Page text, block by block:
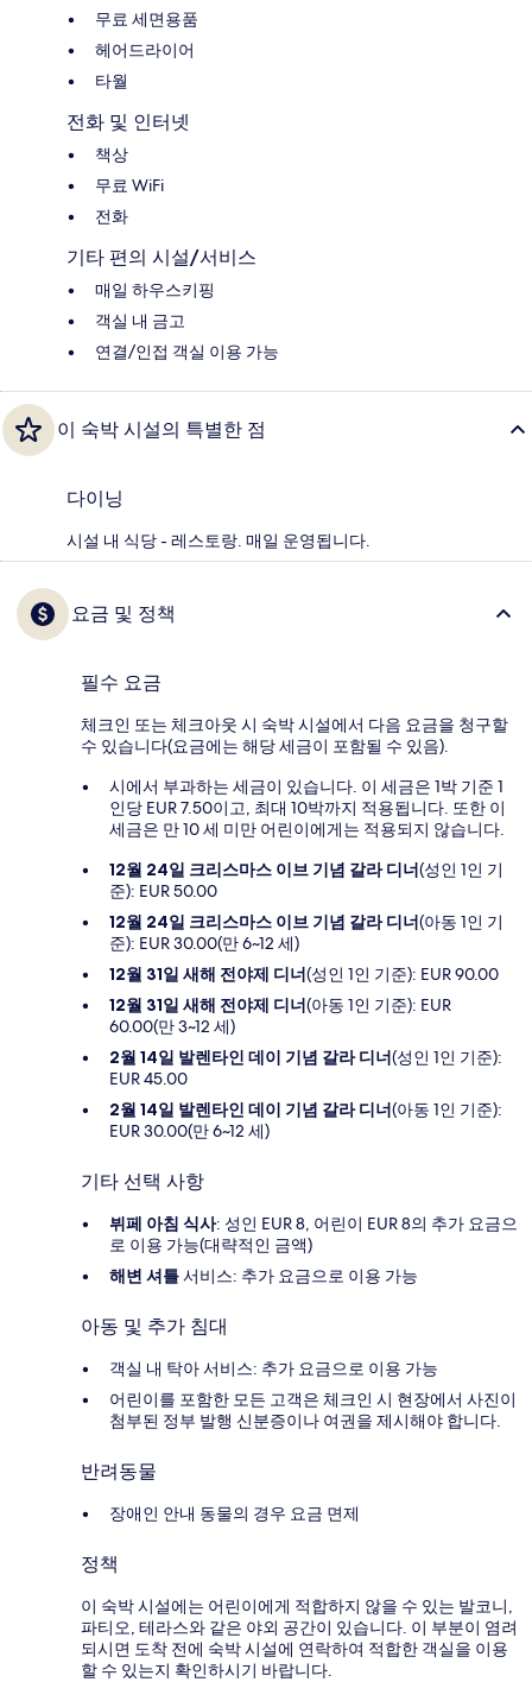
무료 세면용품
헤어드라이어
타월
전화 및 인터넷
책상
무료 WiFi
전화
기타 편의 시설/서비스
매일 하우스키핑
객실 내 금고
연결/인접 객실 이용 가능
이 숙박 시설의 특별한 점
다이닝
시설 내 식당 - 레스토랑. 매일 운영됩니다.
요금 및 정책
필수 요금
체크인 또는 체크아웃 시 숙박 시설에서 다음 요금을 청구할
수 있습니다(요금에는 해당 세금이 포함될 수 있음).
시에서 부과하는 세금이 있습니다. 이 세금은 1박 기준 1
인당 EUR 7.50이고, 최대 10박까지 적용됩니다. 또한 이
세금은 만 10 세 미만 어린이에게는 적용되지 않습니다.
12월 24일 크리스마스 이브 기념 갈라 디너(성인 1인 기
준): EUR 50.00
12월 24일 크리스마스 이브 기념 갈라 디너(아동 1인 기
준): EUR 30.00(만 6~12 세)
12월 31일 새해 전야제 디너(성인 1인 기준): EUR 90.00
12월 31일 새해 전야제 디너(아동 1인 기준): EUR
60.00(만 3~12 세)
2월 14일 발렌타인 데이 기념 갈라 디너(성인 1인 기준):
EUR 45.00
2월 14일 발렌타인 데이 기념 갈라 디너(아동 1인 기준):
EUR 30.00(만 6~12 세)
기타 선택 사항
뷔페 아침 식사: 성인 EUR 8, 어린이 EUR 8의 추가 요금으
로 이용 가능(대략적인 금액)
해변 셔틀서비스: 추가 요금으로 이용 가능
아동 및 추가 침대
객실 내 탁아 서비스: 추가 요금으로 이용 가능
어린이를 포함한 모든 고객은 체크인 시 현장에서 사진이
첨부된 정부 발행 신분증이나 여권을 제시해야 합니다.
반려동물
장애인 안내 동물의 경우 요금 면제
정책
이 숙박 시설에는 어린이에게 적합하지 않을 수 있는 발코니,
파티오, 테라스와 같은 야외 공간이 있습니다. 이 부분이 염려
되시면 도착 전에 숙박 시설에 연락하여 적합한 객실을 이용
할 수 있는지 확인하시기 바랍니다.